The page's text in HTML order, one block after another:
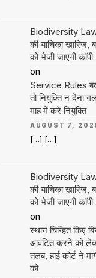
Biodiversity
की याचिका
को भेजी जाएगी
on
Service Rules
तो नियुक्ति न देना
माह में करे नियुक्ति
AUGUST 7,
[…] […]
Biodiversity
की याचिका
को भेजी जाएगी
on
स्थान चिन्हित किए
आवंटित करने को
तलब, हाई कोर्ट ने
को